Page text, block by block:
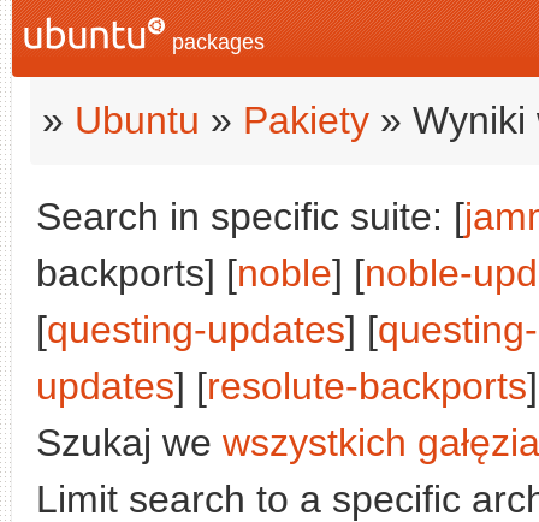
packages
» Ubuntu » Pakiety » Wyniki
Search in specific suite: [
backports] [noble] [noble-
[questing-updates] [
updates] [resolute-backports
Szukaj we wszystkich
Limit search to a specific